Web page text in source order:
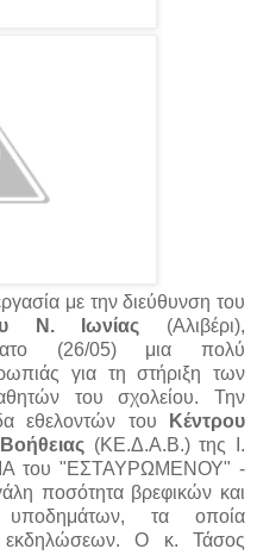
με την διεύθυνση του
Ν. Ιωνίας (Αλιβέρι),
(26/05) μια πολύ
για τη στήριξη των
του σχολείου. Την
εθελοντών του
Κέντρου
(ΚΕ.Δ.Α.Β.) της Ι.
του "ΕΣΤΑΥΡΩΜΕΝΟΥ" -
ποσότητα βρεφικών και
υποδημάτων, τα οποία
εκδηλώσεων. Ο κ. Τάσος